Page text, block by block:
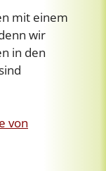
mit einem
wir
in den
von